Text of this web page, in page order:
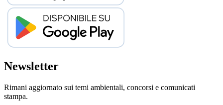
Newsletter
Rimani aggiornato sui temi ambientali, concorsi e comunicati
stampa.